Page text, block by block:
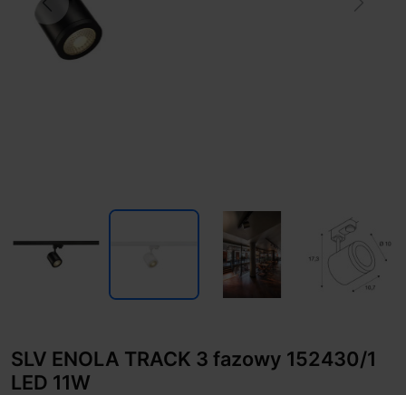
Previous
SLV ENOLA TRACK 3 fazowy 152430/1
LED 11W